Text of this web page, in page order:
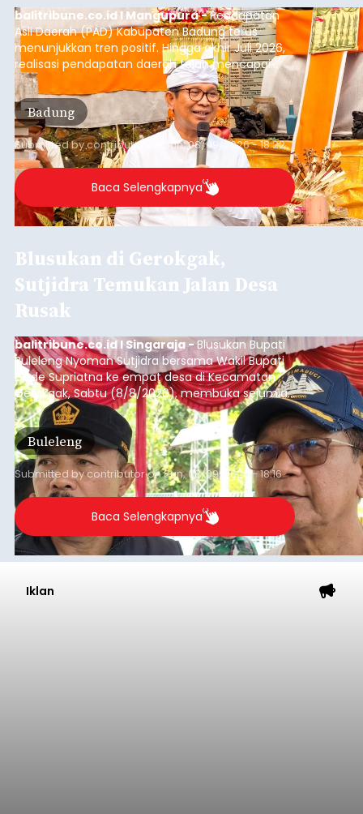
balitribune.co.id I Mangupura -Pendapatan
Asli Daerah (PAD) Kabupaten Badung terus
menunjukkan tren positif. Hingga akhir Juli 2026,
realisasi pendapatan daerah telah mencapai
Rp4,1 triliun atau rata-rata sekitar Rp730 miliar
per bulan, meningkat signifikan dibandingkan
rata-rata penerimaan sebelumnya yang berkisar
Rp350 miliar hingga Rp400 miliar per bulan.
Badung
Submitted bycontributor Sun, 08/09/2026 - 18:22
Baca Selengkapnya
Blusukan di Gerokgak,
Sutjidra Temukan Jalan Desa
Rusak
balitribune.co.id I Singaraja - Blusukan Bupati
Buleleng Nyoman Sutjidra bersama Wakil Bupati
Gede Supriatna ke empat desa di Kecamatan
Gerokgak, Sabtu (8/8/2026), membuka sejumlah
persoalan yang masih dihadapi masyarakat. Dari
jalan desa yang rusak hingga potensi pertanian
yang belum optimal, semuanya menjadi
perhatian pemerintah daerah.
Buleleng
Submitted bycontributoronSun, 08/09/2026 - 18:16
Baca Selengkapnya
Iklan